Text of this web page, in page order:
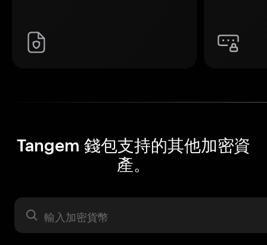
Tangem 錢包支持的其他加密資
產。
資產